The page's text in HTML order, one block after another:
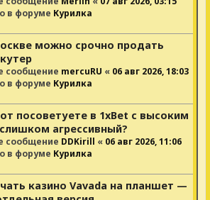
в форуме Курилка
можно срочно продать
сообщение mercuRU « 06 авг 2026, 18:03
в форуме Курилка
посоветуете в 1xBet с высоким
слишком агрессивный?
сообщение DDKirill « 06 авг 2026, 11:06
в форуме Курилка
казино Vavada на планшет —